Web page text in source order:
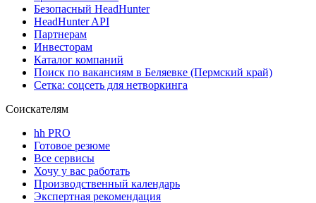
Безопасный HeadHunter
HeadHunter API
Партнерам
Инвесторам
Каталог компаний
Поиск по вакансиям в Беляевке (Пермский край)
Сетка: соцсеть для нетворкинга
Соискателям
hh PRO
Готовое резюме
Все сервисы
Хочу у вас работать
Производственный календарь
Экспертная рекомендация